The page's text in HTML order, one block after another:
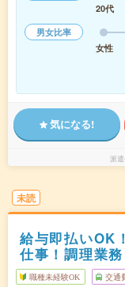
20代
男女比率
女性
気になる!
派
未読
給与即払いOK
仕事！調理業務
職種未経験OK 交通